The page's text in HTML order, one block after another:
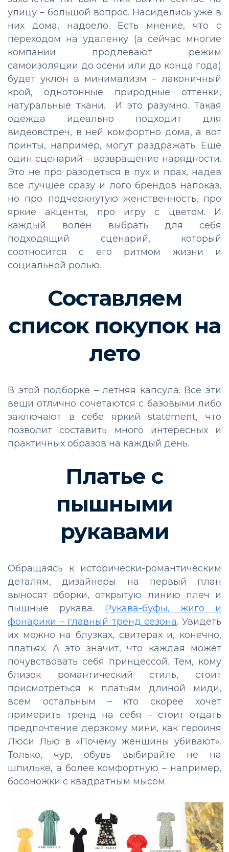
улицу – большой вопрос. Насиделись уже в
них дома, надоело. Есть мнение, что с
переходом на удаленку (а сейчас многие
компании продлевают режим
самоизоляции до осени или до конца года)
будет уклон в минимализм – лаконичный
крой, однотонные природные оттенки,
натуральные ткани. И это разумно. Такая
одежда идеально подходит для
видеовстреч, в ней комфортно дома, а вот
принты, например, могут раздражать. Еще
один сценарий – возвращение нарядности.
Это не про разодеться в пух и прах, надев
все лучшее сразу и лого брендов напоказ,
но про подчеркнутую женственность, про
яркие акценты, про игру с цветом. И
каждый волен выбрать для себя
подходящий сценарий, который
соотносится с его ритмом жизни и
социальной ролью.
Составляем
список покупок на
лето
В этой подборке – летняя капсула. Все эти
вещи отлично сочетаются с базовыми либо
заключают в себе яркий statement, что
позволит составить много интересных и
практичных образов на каждый день.
Платье с
пышными
рукавами
Обращаясь к исторически-романтическим
деталям, дизайнеры на первый план
выносят оборки, открытую линию плеч и
пышные рукава. Рукава-буфы, жиго и
фонарики – главный тренд сезона. Увидеть
их можно на блузках, свитерах и, конечно,
платьях. А это значит, что каждая может
почувствовать себя принцессой. Тем, кому
близок романтический стиль, стоит
присмотреться к платьям длиной миди,
всем остальным – кто скорее хочет
примерить тренд на себя – стоит отдать
предпочтение дерзкому мини, как героиня
Люси Лью в «Почему женщины убивают».
Только, чур, обувь выбирайте не на
шпильке, а более комфортную – например,
босоножки с квадратным мысом.